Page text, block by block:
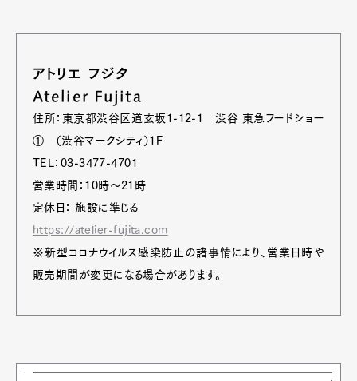
アトリエ フジタ
Atelier Fujita
住所：東京都渋谷区道玄坂1-12-1 渋谷 東急フードショー
① （渋谷マークシティ）1F
TEL：03-3477-4701
営業時間：10時～21時
定休日： 施設に準じる
https://atelier-fujita.com
※新型コロナウイルス感染防止の諸事情により、営業日時や
販売期間が変更になる場合があります。